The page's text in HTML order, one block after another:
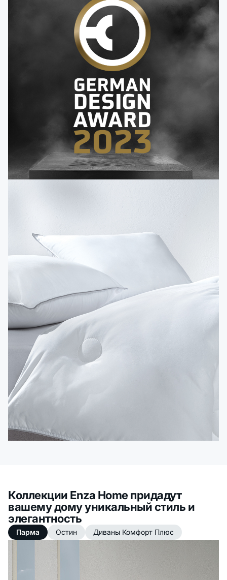
Коллекции Enza Home придадут
вашему дому уникальный стиль и
элегантность
Парма Остин Диваны Комфорт Плюс